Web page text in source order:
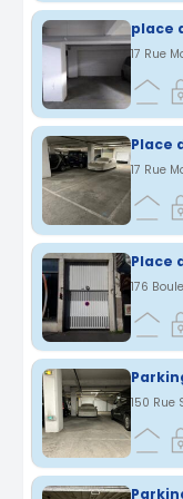
17 Rue
Place
17 Rue
150 Rue